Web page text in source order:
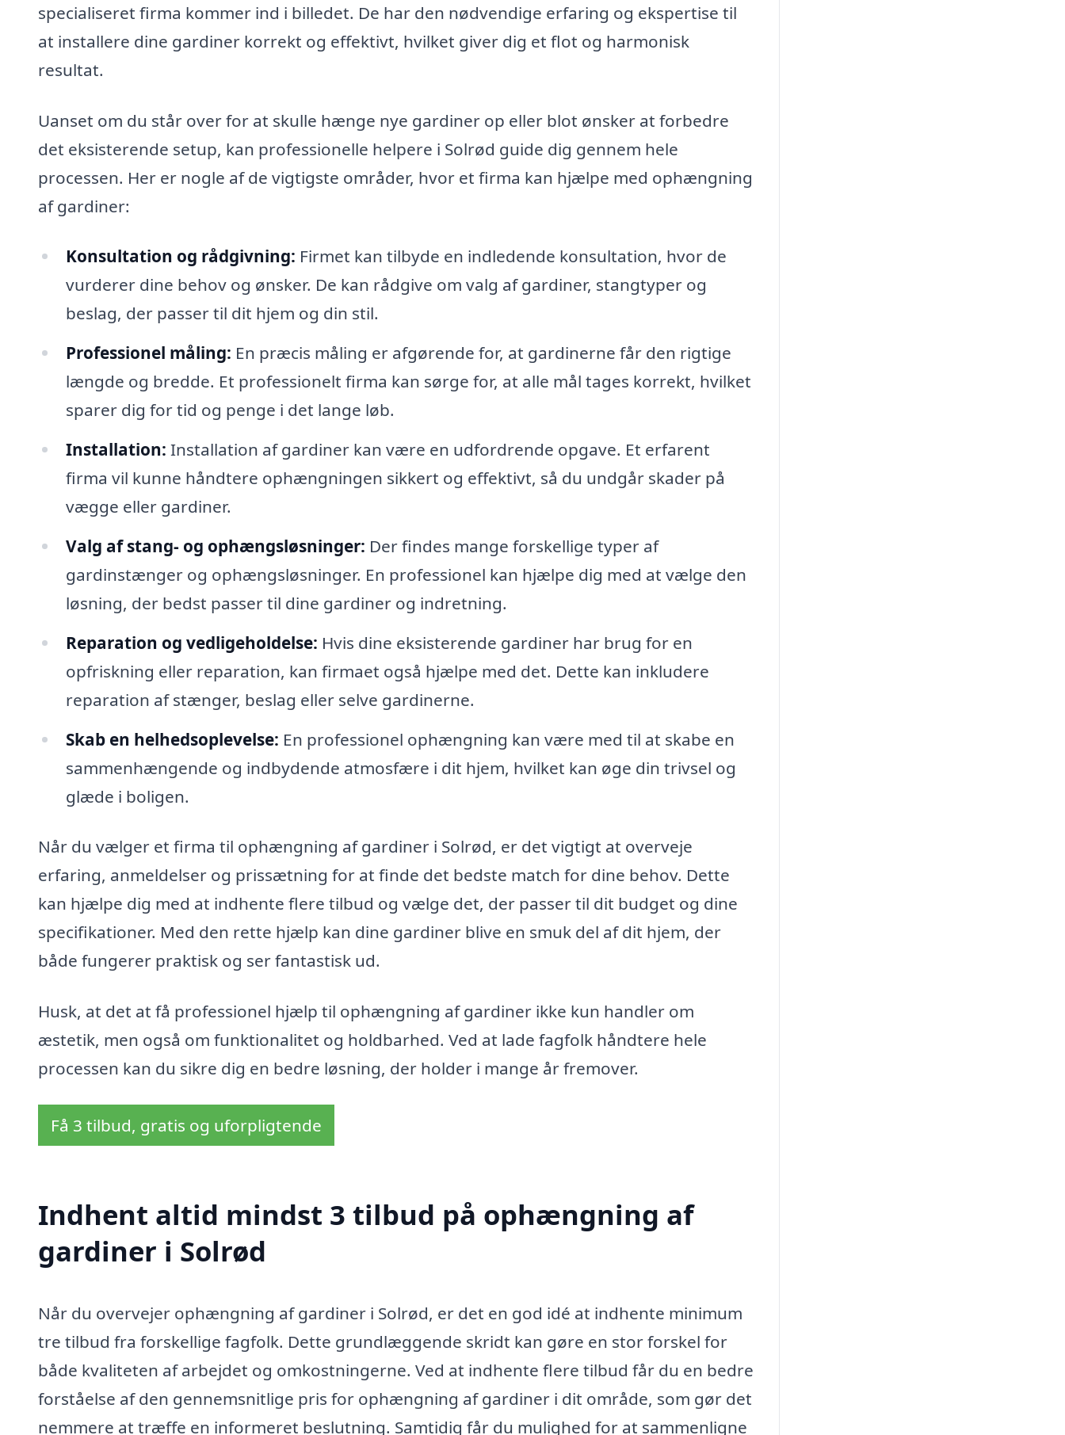
specialiseret firma kommer ind i billedet. De har den nødvendige erfaring og ekspertise til
at installere dine gardiner korrekt og effektivt, hvilket giver dig et flot og harmonisk
resultat.
Uanset om du står over for at skulle hænge nye gardiner op eller blot ønsker at forbedre
det eksisterende setup, kan professionelle helpere i Solrød guide dig gennem hele
processen. Her er nogle af de vigtigste områder, hvor et firma kan hjælpe med ophængning
af gardiner:
Konsultation og rådgivning: Firmet kan tilbyde en indledende konsultation, hvor de
vurderer dine behov og ønsker. De kan rådgive om valg af gardiner, stangtyper og
beslag, der passer til dit hjem og din stil.
Professionel måling: En præcis måling er afgørende for, at gardinerne får den rigtige
længde og bredde. Et professionelt firma kan sørge for, at alle mål tages korrekt, hvilket
sparer dig for tid og penge i det lange løb.
Installation: Installation af gardiner kan være en udfordrende opgave. Et erfarent
firma vil kunne håndtere ophængningen sikkert og effektivt, så du undgår skader på
vægge eller gardiner.
Valg af stang- og ophængsløsninger: Der findes mange forskellige typer af
gardinstænger og ophængsløsninger. En professionel kan hjælpe dig med at vælge den
løsning, der bedst passer til dine gardiner og indretning.
Reparation og vedligeholdelse: Hvis dine eksisterende gardiner har brug for en
opfriskning eller reparation, kan firmaet også hjælpe med det. Dette kan inkludere
reparation af stænger, beslag eller selve gardinerne.
Skab en helhedsoplevelse: En professionel ophængning kan være med til at skabe en
sammenhængende og indbydende atmosfære i dit hjem, hvilket kan øge din trivsel og
glæde i boligen.
Når du vælger et firma til ophængning af gardiner i Solrød, er det vigtigt at overveje
erfaring, anmeldelser og prissætning for at finde det bedste match for dine behov. Dette
kan hjælpe dig med at indhente flere tilbud og vælge det, der passer til dit budget og dine
specifikationer. Med den rette hjælp kan dine gardiner blive en smuk del af dit hjem, der
både fungerer praktisk og ser fantastisk ud.
Husk, at det at få professionel hjælp til ophængning af gardiner ikke kun handler om
æstetik, men også om funktionalitet og holdbarhed. Ved at lade fagfolk håndtere hele
processen kan du sikre dig en bedre løsning, der holder i mange år fremover.
Få 3 tilbud, gratis og uforpligtende
Indhent altid mindst 3 tilbud på ophængning af
gardiner i Solrød
Når du overvejer ophængning af gardiner i Solrød, er det en god idé at indhente minimum
tre tilbud fra forskellige fagfolk. Dette grundlæggende skridt kan gøre en stor forskel for
både kvaliteten af arbejdet og omkostningerne. Ved at indhente flere tilbud får du en bedre
forståelse af den gennemsnitlige pris for ophængning af gardiner i dit område, som gør det
nemmere at træffe en informeret beslutning. Samtidig får du mulighed for at sammenligne